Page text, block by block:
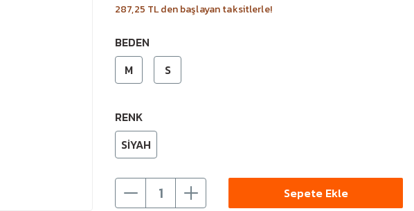
287,25 TL den başlayan taksitlerle!
BEDEN
M
S
RENK
SİYAH
Sepete Ekle